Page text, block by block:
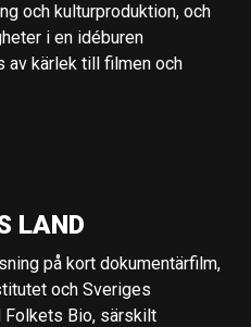
och kulturproduktion, och
i en idéburen
av kärlek till filmen och
LAND
på kort dokumentärfilm,
och Sveriges
Folkets Bio, särskilt